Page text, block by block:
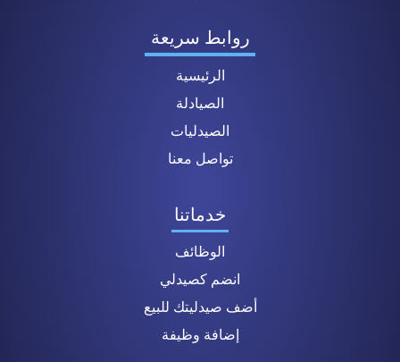
روابط سريعة
الرئيسية
الصيادلة
الصيدليات
تواصل معنا
خدماتنا
الوظائف
انضم كصيدلي
أضف صيدليتك للبيع
إضافة وظيفة